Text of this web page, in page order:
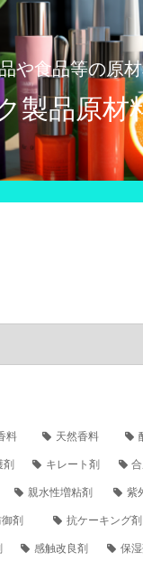
や食品等の原
製品原材
料 天然香料
キレート剤
親水性増粘剤 紫
剤 抗ケーキング剤
感触改良剤 保